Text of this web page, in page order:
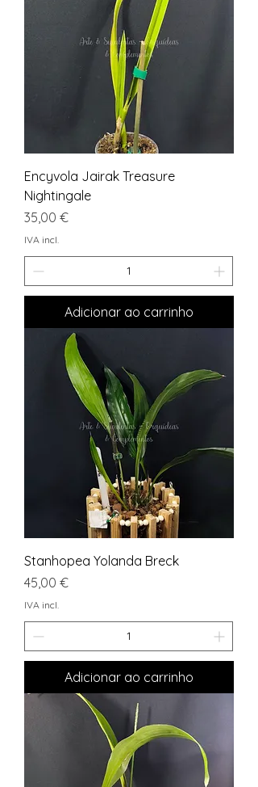
Encyvola Jairak Treasure
Nightingale
Preço
35,00 €
IVA incl.
Adicionar ao carrinho
Stanhopea Yolanda Breck
Preço
45,00 €
IVA incl.
Adicionar ao carrinho